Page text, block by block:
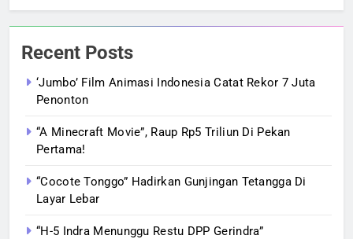
Recent Posts
‘Jumbo’ Film Animasi Indonesia Catat Rekor 7 Juta
Penonton
“A Minecraft Movie”, Raup Rp5 Triliun Di Pekan
Pertama!
“Cocote Tonggo” Hadirkan Gunjingan Tetangga Di
Layar Lebar
“H-5 Indra Menunggu Restu DPP Gerindra”